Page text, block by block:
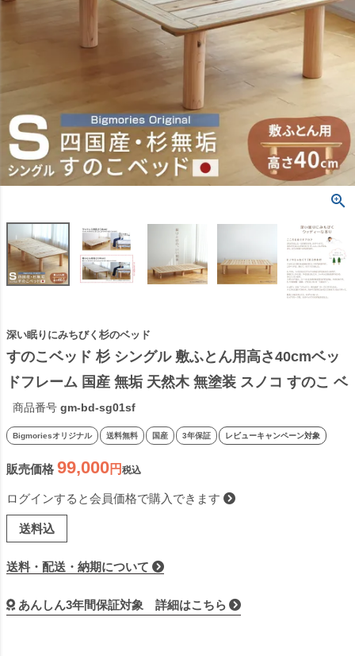
深い眠りにみちびく杉のベッド
すのこベッド 杉 シングル 敷ふとん用高さ40cmベッ
ドフレーム 国産 無垢 天然木 無塗装 スノコ すのこ ベ
ッド 日本製 ナチュラル S 敷布団に ビッグモリーズ
bigmories ビッグモリーズ
商品番号 gm-bd-sg01sf
Bigmoriesオリジナル 送料無料 国産 3年保証 レビューキャンペーン対象
販売価格 99,000 税込
ログインすると会員価格で購入できます
送料込
送料・配送・納期について
あんしん3年間保証対象 詳細はこちら